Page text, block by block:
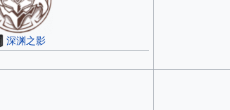
深渊之影